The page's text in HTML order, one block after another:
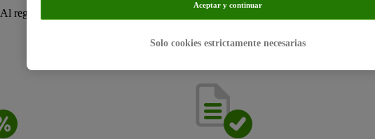
Al registrarte en el Club del gatito de zooplus recibirás acceso gratuito al área de
Solo cookies estrictamente necesarias
Aceptar y continuar